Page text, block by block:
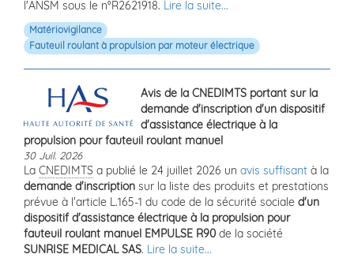
l'ANSM sous le n°R2621918. Lire la suite...
Matériovigilance
Fauteuil roulant à propulsion par moteur électrique
Avis de la CNEDIMTS portant sur la
demande d'inscription d'un dispositif
d'assistance électrique à la
propulsion pour fauteuil roulant manuel
30 Juil. 2026
La CNEDIMTS a publié le 24 juillet 2026 un avis suffisant à la
demande d'inscription sur la liste des produits et prestations
prévue à l'article L.165-1 du code de la sécurité sociale d'un
dispositif d'assistance électrique à la propulsion pour
fauteuil roulant manuel EMPULSE R90 de la société
SUNRISE MEDICAL SAS. Lire la suite...